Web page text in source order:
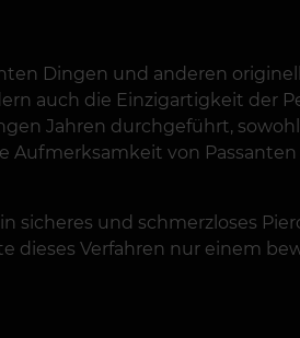
Dingen und anderen
auch die Einzigartigkeit der
Jahren durchgeführt,
Aufmerksamkeit von Passanten
sicheres und schmerzloses
dieses Verfahren nur einem